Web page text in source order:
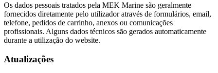
Os dados pessoais tratados pela MEK Marine são geralmente
fornecidos diretamente pelo utilizador através de formulários, email,
telefone, pedidos de carrinho, anexos ou comunicações
profissionais. Alguns dados técnicos são gerados automaticamente
durante a utilização do website.
Atualizações